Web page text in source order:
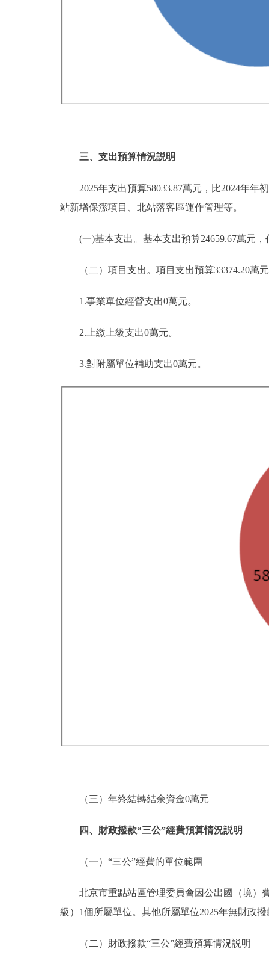
三、支出預算情況説明
2025年支出預算58033.87萬元，比2024年年初
站新增保潔項目、北站落客區運作管理等。
(一)基本支出。基本支出預算24659.67萬元，
（二）項目支出。項目支出預算33374.20萬元
1.事業單位經營支出0萬元。
2.上繳上級支出0萬元。
3.對附屬單位補助支出0萬元。
（三）年終結轉結余資金0萬元
四、財政撥款“三公”經費預算情況説明
（一）“三公”經費的單位範圍
北京市重點站區管理委員會因公出國（境）費
級）1個所屬單位。其他所屬單位2025年無財政
（二）財政撥款“三公”經費預算情況説明